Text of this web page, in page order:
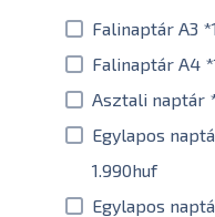
Falinaptár A3
Falinaptár A4
Asztali naptár
Egylapos
1.990huf
Egylapos